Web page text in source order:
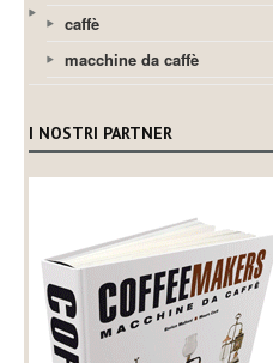
caffè
macchine da caffè
I NOSTRI PARTNER